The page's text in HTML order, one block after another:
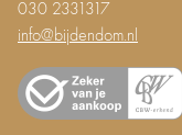
030 2331317
info@bijdendom.nl